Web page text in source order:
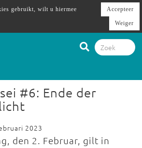
#6: Ende der
2023
den 2. Februar, gilt in
gebruikt, wilt u hiermee
Accepteer
Weiger